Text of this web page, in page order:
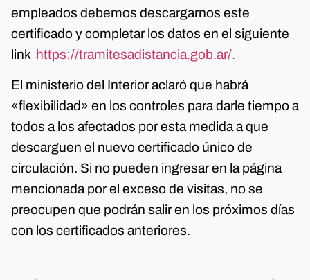
empleados debemos descargarnos este
certificado y completar los datos en el siguiente
link https://tramitesadistancia.gob.ar/.
El ministerio del Interior aclaró que habrá
«flexibilidad» en los controles para darle tiempo a
todos a los afectados por esta medida a que
descarguen el nuevo certificado único de
circulación. Si no pueden ingresar en la página
mencionada por el exceso de visitas, no se
preocupen que podrán salir en los próximos días
con los certificados anteriores.